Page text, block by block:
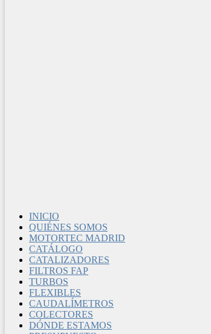
INICIO
QUIÉNES SOMOS
MOTORTEC MADRID
CATÁLOGO
CATALIZADORES
FILTROS FAP
TURBOS
FLEXIBLES
CAUDALÍMETROS
COLECTORES
DÓNDE ESTAMOS